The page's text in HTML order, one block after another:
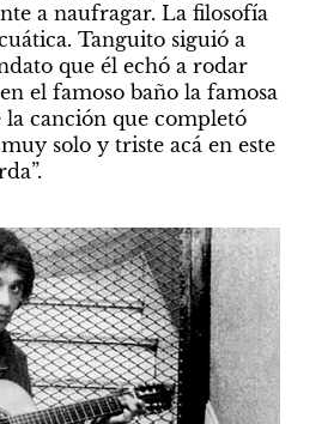
a naufragar. La filosofía
Tanguito siguió a
que él echó a rodar
el famoso baño la famosa
canción que completó
solo y triste acá en este